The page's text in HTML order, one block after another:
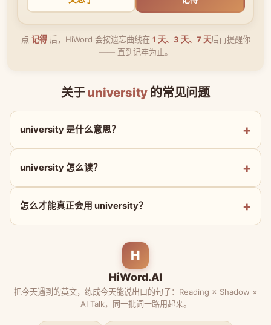
点 记得后，HiWord 会按遗忘曲线在 1 天、3 天、7 天后再提醒你
—— 直到记牢为止。
关于university 的常见问题
university 是什么意思？
university 怎么读？
怎么才能真正会用 university？
H
HiWord.AI
把今天遇到的英文，练成今天能说出口的句子：Reading × Shadow ×
AI Talk，同一批词一路用起来。